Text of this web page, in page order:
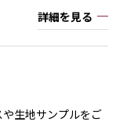
詳細を見る
生地サンプルをご